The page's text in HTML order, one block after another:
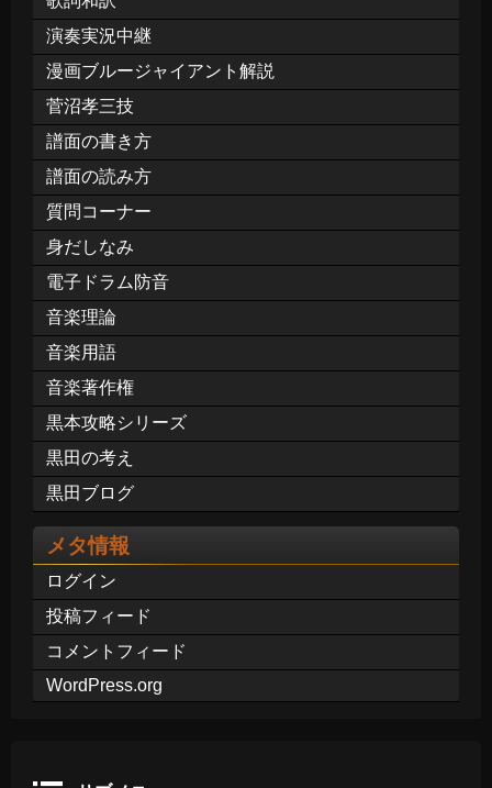
演奏実況中継
漫画ブルージャイアント解説
菅沼孝三技
譜面の書き方
譜面の読み方
質問コーナー
身だしなみ
電子ドラム防音
音楽理論
音楽用語
音楽著作権
黒本攻略シリーズ
黒田の考え
黒田ブログ
メタ情報
ログイン
投稿フィード
コメントフィード
WordPress.org